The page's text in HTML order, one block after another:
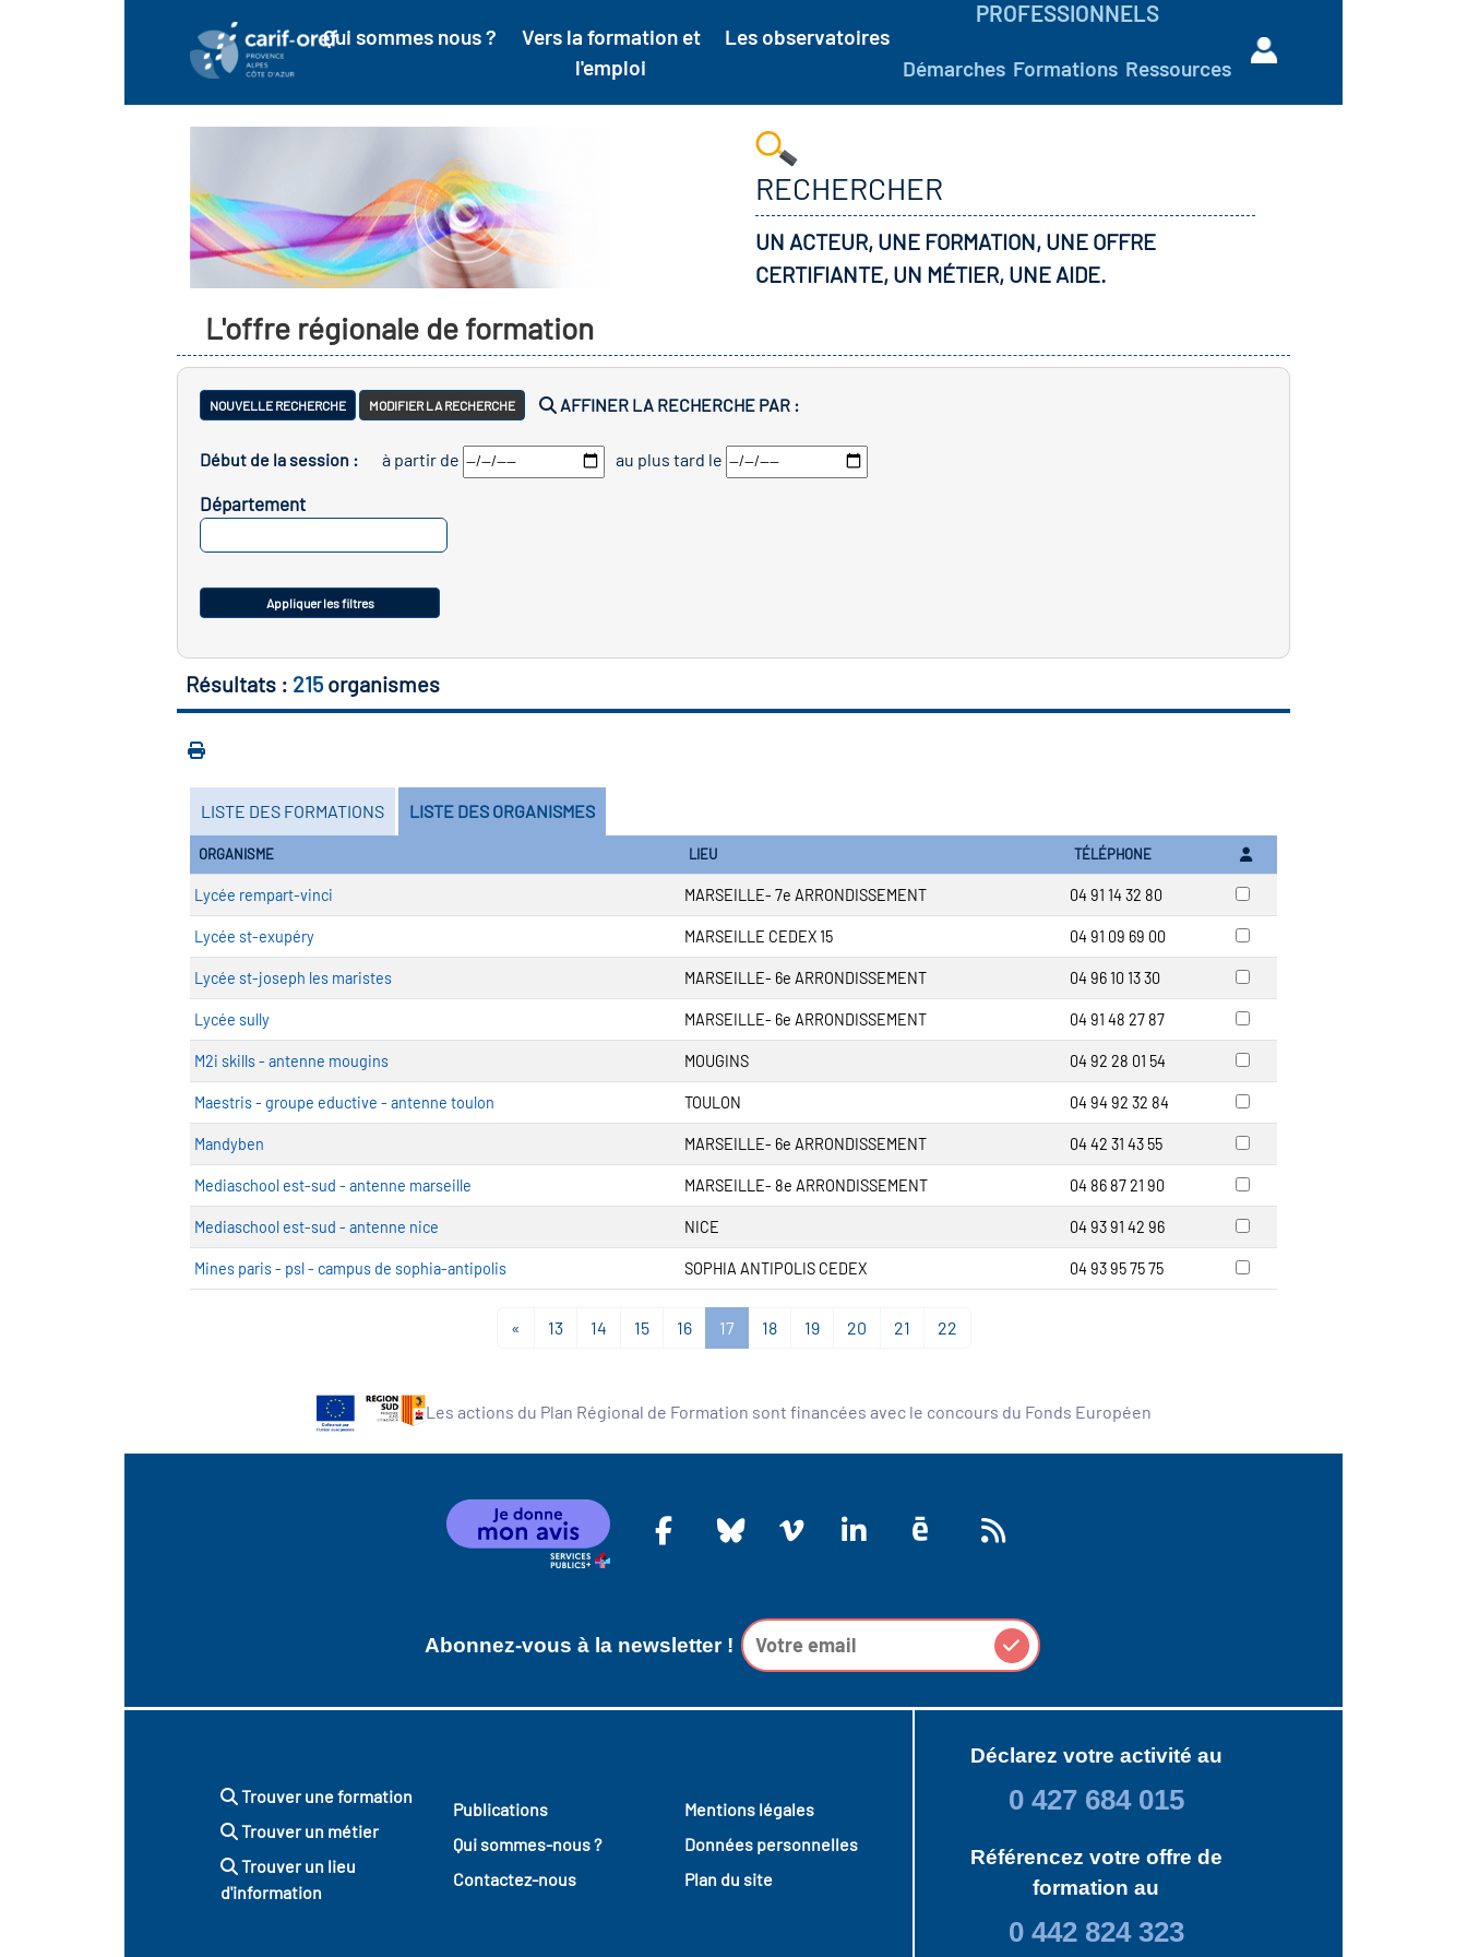
Qui sommes nous ?
Vers la formation et
l'emploi
Les observatoires
PROFESSIONNELS
Démarches Formations Ressources
RECHERCHER
UN ACTEUR, UNE FORMATION, UNE OFFRE
CERTIFIANTE, UN MÉTIER, UNE AIDE.
L'offre régionale de formation
NOUVELLE RECHERCHE MODIFIER LA RECHERCHE AFFINER LA RECHERCHE PAR :
Début de la session : à partir de au plus tard le
Département
Appliquer les filtres
Résultats : 215 organismes
LISTE DES FORMATIONS LISTE DES ORGANISMES
ORGANISME LIEU TÉLÉPHONE
Lycée rempart-vinci MARSEILLE- 7e ARRONDISSEMENT 04 91 14 32 80
Lycée st-exupéry MARSEILLE CEDEX 15 04 91 09 69 00
Lycée st-joseph les maristes MARSEILLE- 6e ARRONDISSEMENT 04 96 10 13 30
Lycée sully MARSEILLE- 6e ARRONDISSEMENT 04 91 48 27 87
M2i skills - antenne mougins MOUGINS 04 92 28 01 54
Maestris - groupe eductive - antenne toulon TOULON 04 94 92 32 84
Mandyben MARSEILLE- 6e ARRONDISSEMENT 04 42 31 43 55
Mediaschool est-sud - antenne marseille MARSEILLE- 8e ARRONDISSEMENT 04 86 87 21 90
Mediaschool est-sud - antenne nice NICE 04 93 91 42 96
Mines paris - psl - campus de sophia-antipolis SOPHIA ANTIPOLIS CEDEX 04 93 95 75 75
« 13 14 15 16 17 18 19 20 21 22
Les actions du Plan Régional de Formation sont financées avec le concours du Fonds Européen
Abonnez-vous à la newsletter !
Trouver une formation
Trouver un métier
Trouver un lieu
d'information
Publications
Qui sommes-nous ?
Contactez-nous
Mentions légales
Données personnelles
Plan du site
Déclarez votre activité au
0 427 684 015
Référencez votre offre de
formation au
0 442 824 323